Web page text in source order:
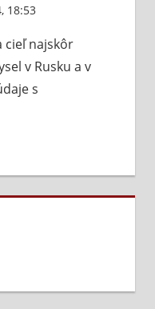
18:53
a
cieľ najskôr
v Rusku a v
s